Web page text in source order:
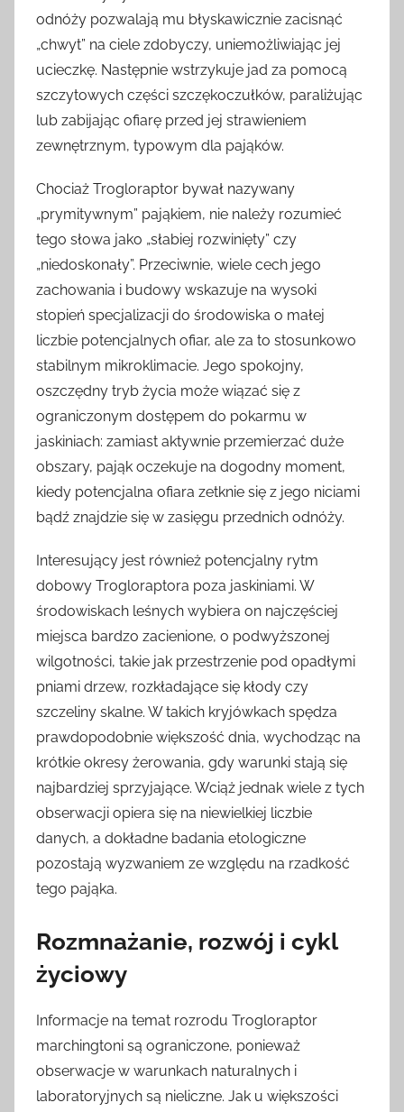
odnóży pozwalają mu błyskawicznie zacisnąć
„chwyt” na ciele zdobyczy, uniemożliwiając jej
ucieczkę. Następnie wstrzykuje jad za pomocą
szczytowych części szczękoczułków, paraliżując
lub zabijając ofiarę przed jej strawieniem
zewnętrznym, typowym dla pająków.
Chociaż Trogloraptor bywał nazywany
„prymitywnym” pająkiem, nie należy rozumieć
tego słowa jako „słabiej rozwinięty” czy
„niedoskonały”. Przeciwnie, wiele cech jego
zachowania i budowy wskazuje na wysoki
stopień specjalizacji do środowiska o małej
liczbie potencjalnych ofiar, ale za to stosunkowo
stabilnym mikroklimacie. Jego spokojny,
oszczędny tryb życia może wiązać się z
ograniczonym dostępem do pokarmu w
jaskiniach: zamiast aktywnie przemierzać duże
obszary, pająk oczekuje na dogodny moment,
kiedy potencjalna ofiara zetknie się z jego niciami
bądź znajdzie się w zasięgu przednich odnóży.
Interesujący jest również potencjalny rytm
dobowy Trogloraptora poza jaskiniami. W
środowiskach leśnych wybiera on najczęściej
miejsca bardzo zacienione, o podwyższonej
wilgotności, takie jak przestrzenie pod opadłymi
pniami drzew, rozkładające się kłody czy
szczeliny skalne. W takich kryjówkach spędza
prawdopodobnie większość dnia, wychodząc na
krótkie okresy żerowania, gdy warunki stają się
najbardziej sprzyjające. Wciąż jednak wiele z tych
obserwacji opiera się na niewielkiej liczbie
danych, a dokładne badania etologiczne
pozostają wyzwaniem ze względu na rzadkość
tego pająka.
Rozmnażanie, rozwój i cykl
życiowy
Informacje na temat rozrodu Trogloraptor
marchingtoni są ograniczone, ponieważ
obserwacje w warunkach naturalnych i
laboratoryjnych są nieliczne. Jak u większości